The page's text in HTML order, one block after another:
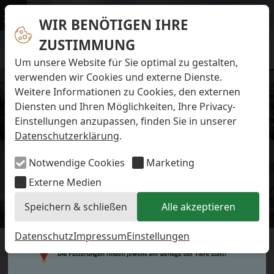
WIR BENÖTIGEN IHRE
ZUSTIMMUNG
Um unsere Website für Sie optimal zu gestalten,
verwenden wir Cookies und externe Dienste.
Weitere Informationen zu Cookies, den externen
Diensten und Ihren Möglichkeiten, Ihre Privacy-
Einstellungen anzupassen, finden Sie in unserer
Datenschutzerklärung.
Notwendige Cookies
Marketing
Externe Medien
Speichern & schließen
Alle akzeptieren
DatenschutzImpressumEinstellungen
Menü
Navigation überspringen
Preise & Infos
Öffnungs- und Fütterungszeiten
Eintrittspreise
Aktuelles
Alle Meldungen
Eisbären-Nachwuchs Anna & Elsa
Eisbären-Nachwuchs Lale & Lili
FAQ zum Tod des Schimpansen-Jungtiers
Newsletter
Bildungsletter
Barrierefreier Zoo
Hausordnung
Arbeiten im Zoo
Ausbildung zur Zootierpflegerin/zum Zootierpfleger
Freiwilliges ökologisches Jahr (FÖJ)
Mitarbeiter:in (w/m/d) auf Minijob-Basis
Patenschaften
Förderverein
Aktuelles
AM DIENSTAG, DEN 19.05.2015